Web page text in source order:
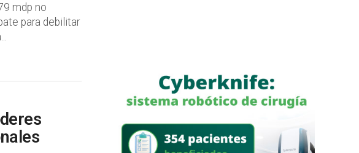
mdp no
para debilitar